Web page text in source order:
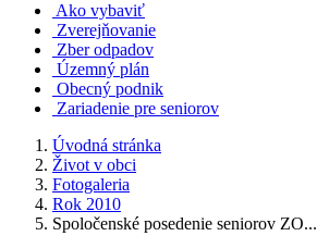
Ako vybaviť
Zverejňovanie
Zber odpadov
Územný plán
Obecný podnik
Zariadenie pre seniorov
Úvodná stránka
Život v obci
Fotogaleria
Rok 2010
Spoločenské posedenie seniorov ZO...